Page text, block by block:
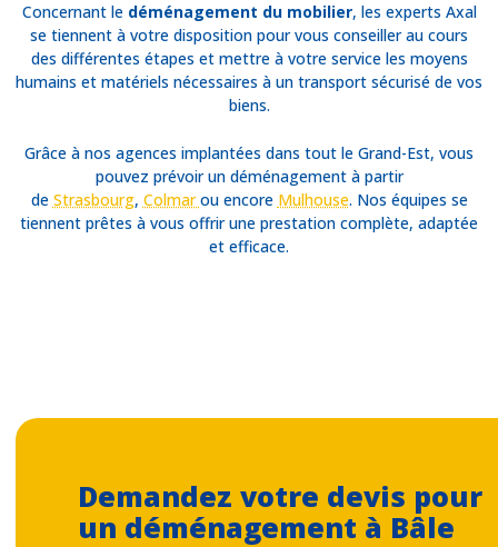
Concernant le déménagement du mobilier, les experts Axal
se tiennent à votre disposition pour vous conseiller au cours
des différentes étapes et mettre à votre service les moyens
humains et matériels nécessaires à un transport sécurisé de vos
biens.
Grâce à nos agences implantées dans tout le Grand-Est, vous
pouvez prévoir un déménagement à partir
de Strasbourg, Colmarou encore Mulhouse. Nos équipes se
tiennent prêtes à vous offrir une prestation complète, adaptée
et efficace.
Demandez votre devis pour
un déménagement à Bâle